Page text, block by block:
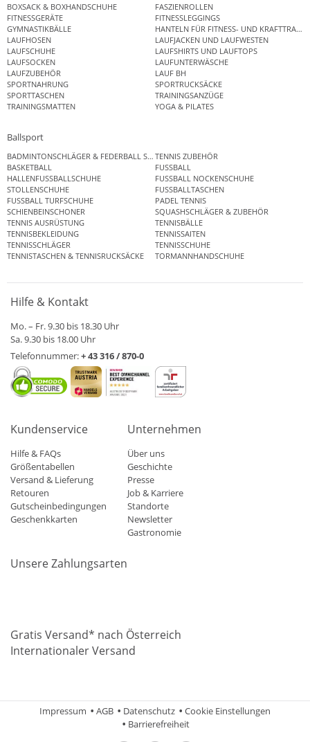
BOXSACK & BOXHANDSCHUHE
FASZIENROLLEN
FITNESSGERÄTE
FITNESSLEGGINGS
GYMNASTIKBÄLLE
HANTELN FÜR FITNESS- UND
LAUFHOSEN
LAUFJACKEN UND LAUFWESTEN
LAUFSCHUHE
LAUFSHIRTS UND LAUFTOPS
LAUFSOCKEN
LAUFUNTERWÄSCHE
LAUFZUBEHÖR
LAUF BH
SPORTNAHRUNG
SPORTRUCKSÄCKE
SPORTTASCHEN
TRAININGSANZÜGE
TRAININGSMATTEN
YOGA & PILATES
Ballsport
BADMINTONSCHLÄGER & FEDERBALL SETSTENNIS ZUBEHÖR
BASKETBALL
FUSSBALL
HALLENFUSSBALLSCHUHE
FUSSBALL NOCKENSCHUHE
STOLLENSCHUHE
FUSSBALLTASCHEN
FUSSBALL TURFSCHUHE
PADEL TENNIS
SCHIENBEINSCHONER
SQUASHSCHLÄGER & ZUBEHÖR
TENNIS AUSRÜSTUNG
TENNISBÄLLE
TENNISBEKLEIDUNG
TENNISSAITEN
TENNISSCHLÄGER
TENNISSCHUHE
TENNISTASCHEN & TENNISRUCKSÄCKE
TORMANNHANDSCHUHE
Hilfe & Kontakt
Mo. – Fr. 9.30 bis 18.30 Uhr
Sa. 9.30 bis 18.00 Uhr
Telefonnummer:+ 43 316 / 870-0
Kundenservice
Hilfe & FAQs
Größentabellen
Versand & Lieferung
Retouren
Gutscheinbedingungen
Geschenkkarten
Unternehmen
Über uns
Geschichte
Presse
Job & Karriere
Standorte
Newsletter
Gastronomie
Unsere Zahlungsarten
Gratis Versand* nach Österreich
Internationaler Versand
Impressum AGB Datenschutz
Cookie Einstellungen
Barrierefreiheit